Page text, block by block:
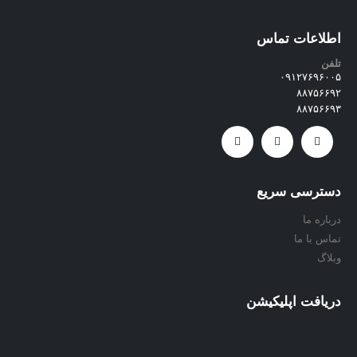
اطلاعات تماس
تلفن
۰۹۱۲۷۶۹۶۰۰۵
۸۸۷۵۶۶۹۲
۸۸۷۵۶۶۹۳
دسترسی سریع
درباره ما
تماس با ما
وبلاگ
دریافت اپلیکیشن